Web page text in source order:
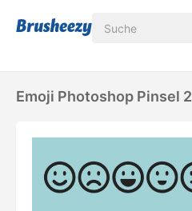
Emoji Photoshop Pinsel 2